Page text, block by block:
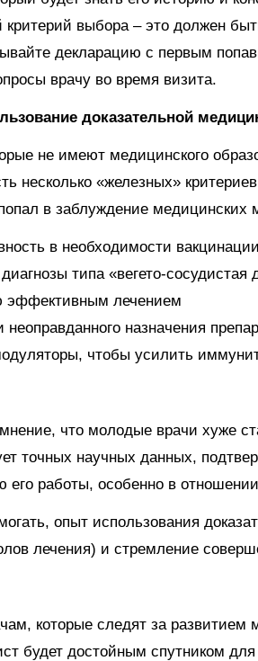
выбора – это должен
декларацию с первым
врачу во время визита.
доказательной
не имеют медицинского
несколько «железных»
в заблуждение медицинских
в необходимости
типа «вегето-сосудистая
эффективным лечением
неоправданного назначения
чтобы усилить
что молодые врачи хуже
точных научных данных,
работы, особенно в
опыт использования
лечения) и стремление
которые следят за развитием
будет достойным спутником